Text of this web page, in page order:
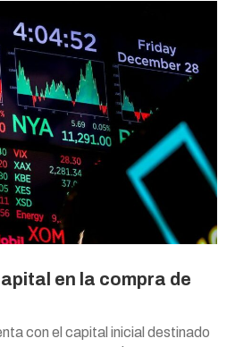
en la compra de
con el capital inicial destinado